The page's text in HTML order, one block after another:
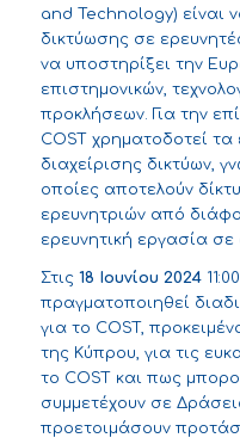
and Technology) είναι
δικτύωσης σε
να υποστηρίξει την
επιστημονικών,
προκλήσεων. Για την
COST χρηματοδοτεί
διαχείρισης δικτύων,
οποίες αποτελούν
ερευνητριών από
ερευνητική εργασία σε
Στις 18 Ιουνίου 2024
πραγματοποιηθεί
για το COST,
της Κύπρου, για τις
το COST και πως
συμμετέχουν σε
προετοιμάσουν